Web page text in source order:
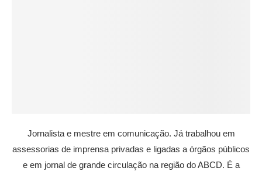
Jornalista e mestre em comunicação. Já trabalhou em
assessorias de imprensa privadas e ligadas a órgãos públicos
e em jornal de grande circulação na região do ABCD. É a